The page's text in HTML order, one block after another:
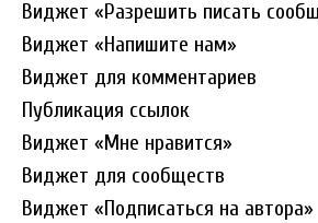
App Landing Minimal
Barber
Business Clean
Creative Design
Виджет «Разрешить писать
Виджет «Напишите нам»
Виджет для комментариев
Публикация ссылок
Виджет «Мне нравится»
Виджет для сообществ
Виджет «Подписаться на автора»